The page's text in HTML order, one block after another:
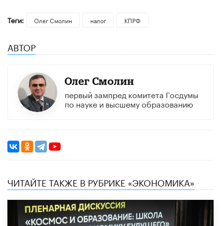
Теги: Олег Смолин налог КПРФ
АВТОР
Олег Смолин
первый зампред комитета Госдумы
по науке и высшему образованию
ЧИТАЙТЕ ТАКЖЕ В РУБРИКЕ «ЭКОНОМИКА»